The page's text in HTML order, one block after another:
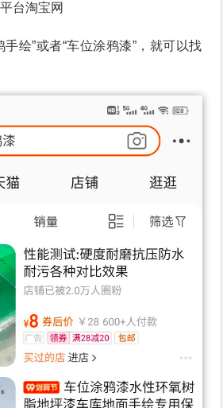
台淘宝网
绘”或者“车位涂鸦漆”，就可以找